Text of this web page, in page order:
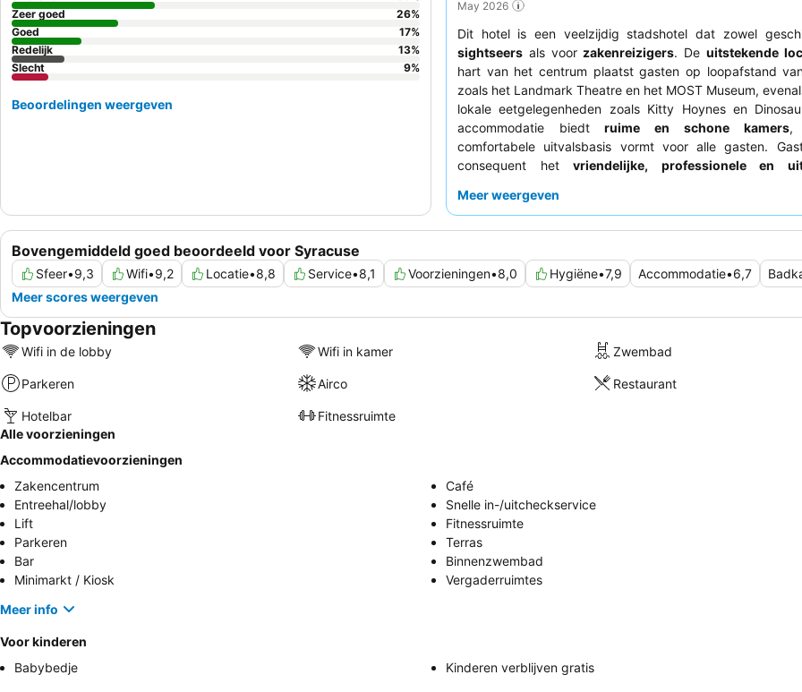
May 2026
Dit hotel is een veelzijdig stadshotel dat zowel
sightseers als voorzakenreizigers. De uitstekende
hart van het centrum plaatst gasten op loopafstand
zoals het Landmark Theatre en het MOST Museum,
lokale eetgelegenheden zoals Kitty Hoynes en
accommodatie biedtruime en schone kamers,
comfortabele uitvalsbasis vormt voor alle gasten.
consequent hetvriendelijke, professionele en
benadrukken. Voor een rustiger verblijf kiest u een
Meer weergeven
Bovengemiddeld goed beoordeeld voor Syracuse
Sfeer•9,3 Wifi•9,2 Locatie•8,8 Service•8,1 Voorzieningen•8,0 Hygiëne•7,9 Accommodatie•6,7
Meer scores weergeven
Zeer goed
26%
Goed
17%
Redelijk
13%
Slecht
9%
Beoordelingen weergeven
Topvoorzieningen
Wifi in de lobby Wifi in kamer Zwembad
Parkeren Airco Restaurant
Hotelbar
Fitnessruimte
Alle voorzieningen
Accommodatievoorzieningen
Zakencentrum
Café
Entreehal/lobby
Snelle in-/uitcheckservice
Lift
Fitnessruimte
Parkeren
Terras
Bar
Binnenzwembad
Minimarkt / Kiosk
Vergaderruimtes
Meer info
Voor kinderen
Babybedje
Kinderen verblijven gratis